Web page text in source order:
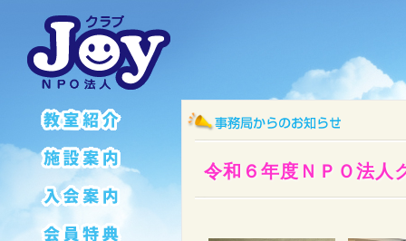
令和６年度ＮＰＯ法人